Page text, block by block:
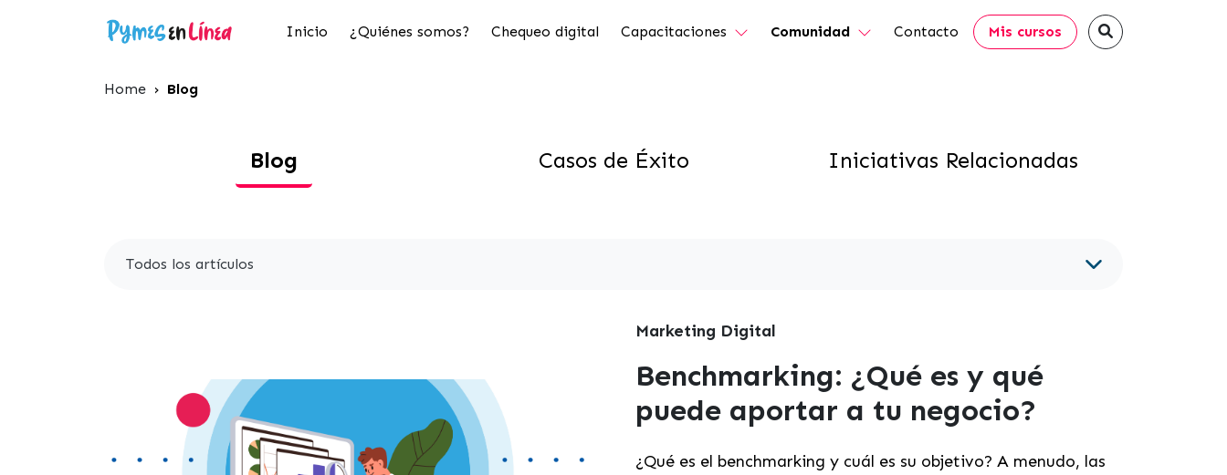
Inicio ¿Quiénes somos? Chequeo digital Capacitaciones Comunidad Contacto Mis cursos
Home › Blog
Blog Casos de Éxito Iniciativas Relacionadas
Marketing Digital
Benchmarking: ¿Qué es y qué
puede aportar a tu negocio?
¿Qué es el benchmarking y cuál es su objetivo? A menudo, las